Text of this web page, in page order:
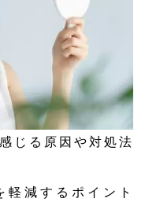
じる原因や対処法
軽減するポイント